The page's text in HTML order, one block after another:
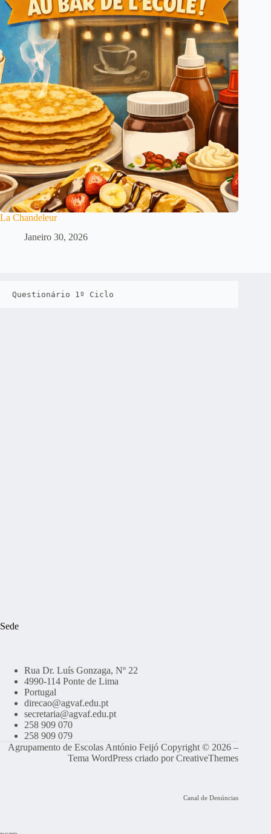
La Chandeleur
Janeiro 30, 2026
Questionário 1º Ciclo
Sede
Rua Dr. Luís Gonzaga, Nº 22
4990-114 Ponte de Lima
Portugal
direcao@agvaf.edu.pt
secretaria@agvaf.edu.pt
258 909 070
258 909 079
Agrupamento de Escolas António Feijó Copyright © 2026 –
Tema WordPress criado porCreativeThemes
Canal de Denúncias